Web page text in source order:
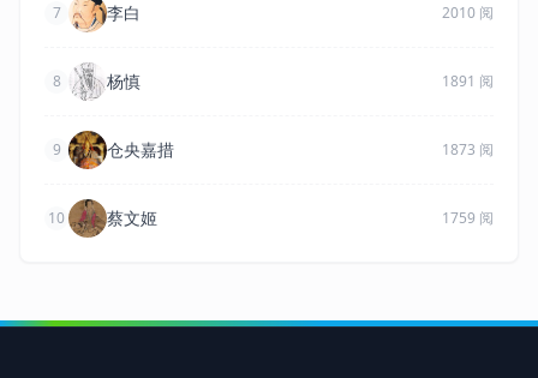
7 李白 2010 阅
8 杨慎 1891 阅
9 仓央嘉措 1873 阅
10 蔡文姬 1759 阅